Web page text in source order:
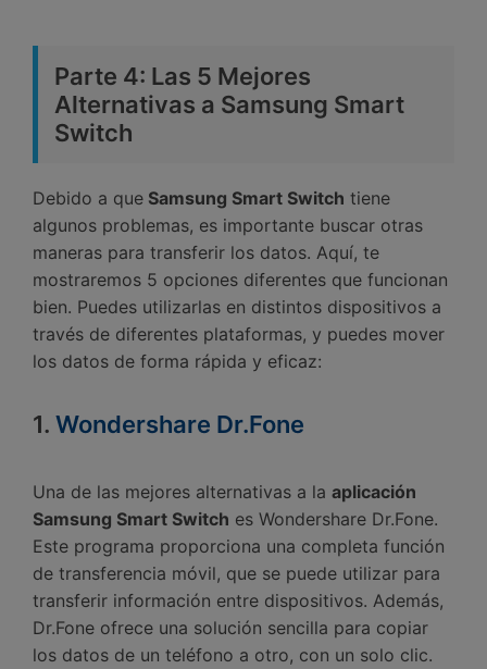
Parte 4: 󠀰Las 5 Mejores
Alternativas a Samsung Smart
Switch󠀲󠀡󠀤󠀥󠀠󠀤󠀡󠀡󠀥󠀳
Debido a que Samsung Smart Switch tiene
algunos problemas, es importante buscar otras
maneras para transferir los datos.󠀲󠀡󠀤󠀥󠀠󠀤󠀢󠀠󠀠󠀳󠀰 Aquí, te
mostraremos 5 opciones diferentes que funcionan
bien.󠀲󠀡󠀤󠀥󠀠󠀤󠀢󠀠󠀡󠀳󠀰 Puedes utilizarlas en distintos dispositivos a
través de diferentes plataformas, y puedes mover
los datos de forma rápida y eficaz:󠀲󠀡󠀤󠀥󠀠󠀤󠀢󠀠󠀢󠀳
1. Wondershare Dr.Fone󠀲󠀡󠀤󠀥󠀠󠀤󠀢󠀠󠀣󠀳
Una de las mejores alternativas a la aplicación
Samsung Smart Switch es Wondershare Dr.Fone.󠀲󠀡󠀤󠀥󠀠󠀤󠀢󠀠󠀤󠀳
Este programa proporciona una completa función
de transferencia móvil, que se puede utilizar para
transferir información entre dispositivos.󠀲󠀡󠀤󠀥󠀠󠀤󠀢󠀠󠀥󠀳 Además,
Dr.Fone ofrece una solución sencilla para copiar
los datos de un teléfono a otro, con un solo clic.